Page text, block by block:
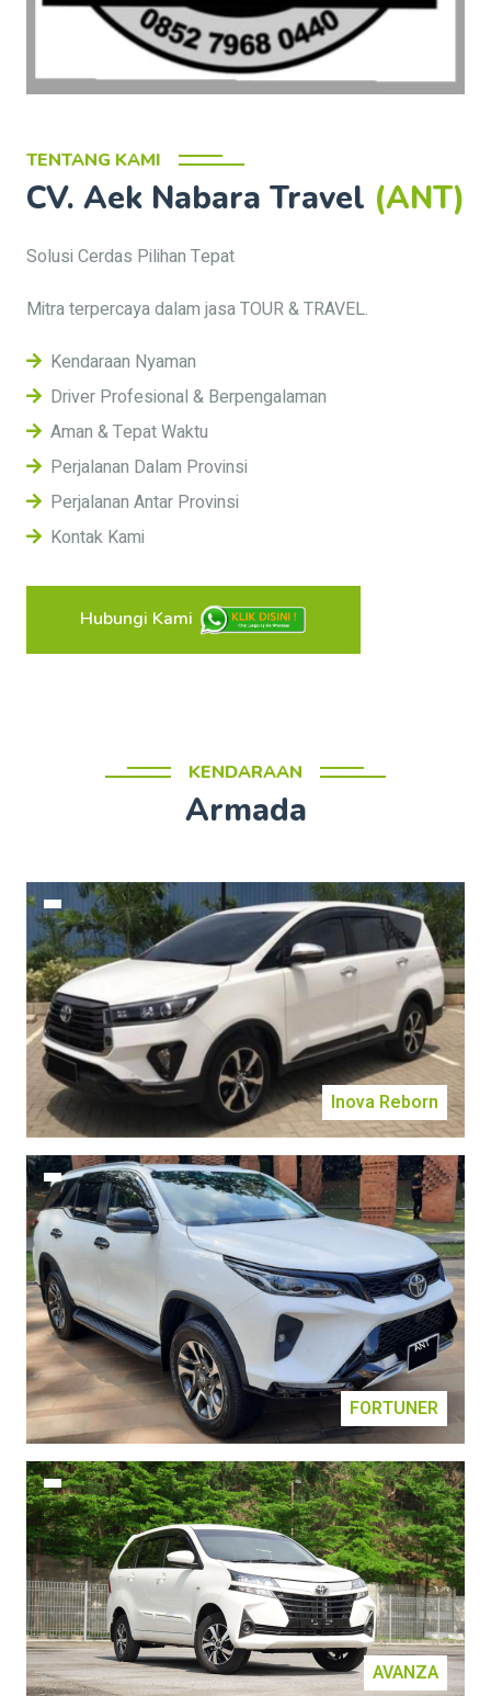
TENTANG KAMI
CV. Aek Nabara Travel (ANT)
Solusi Cerdas Pilihan Tepat
Mitra terpercaya dalam jasa TOUR & TRAVEL.
Kendaraan Nyaman
Driver Profesional & Berpengalaman
Aman & Tepat Waktu
Perjalanan Dalam Provinsi
Perjalanan Antar Provinsi
Kontak Kami
Hubungi Kami
KENDARAAN
Armada
Inova Reborn
FORTUNER
AVANZA